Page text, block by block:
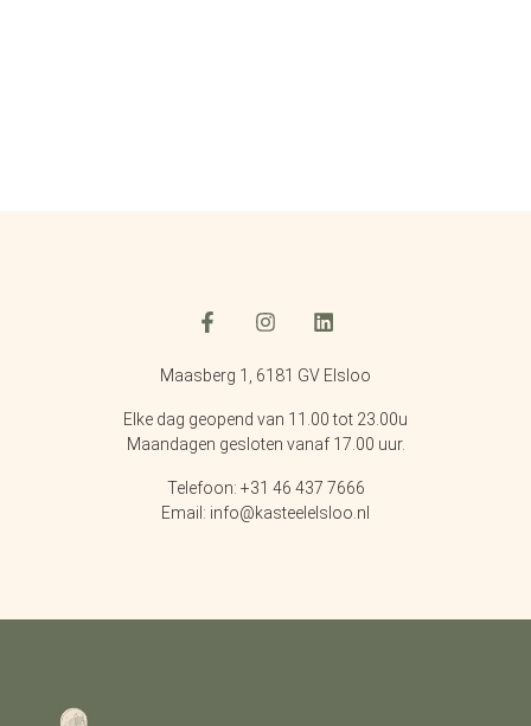
Maasberg 1, 6181 GV Elsloo
Elke dag geopend van 11.00 tot 23.00u
Maandagen gesloten vanaf 17.00 uur.
Telefoon: +31 46 437 7666
Email: info@kasteelelsloo.nl